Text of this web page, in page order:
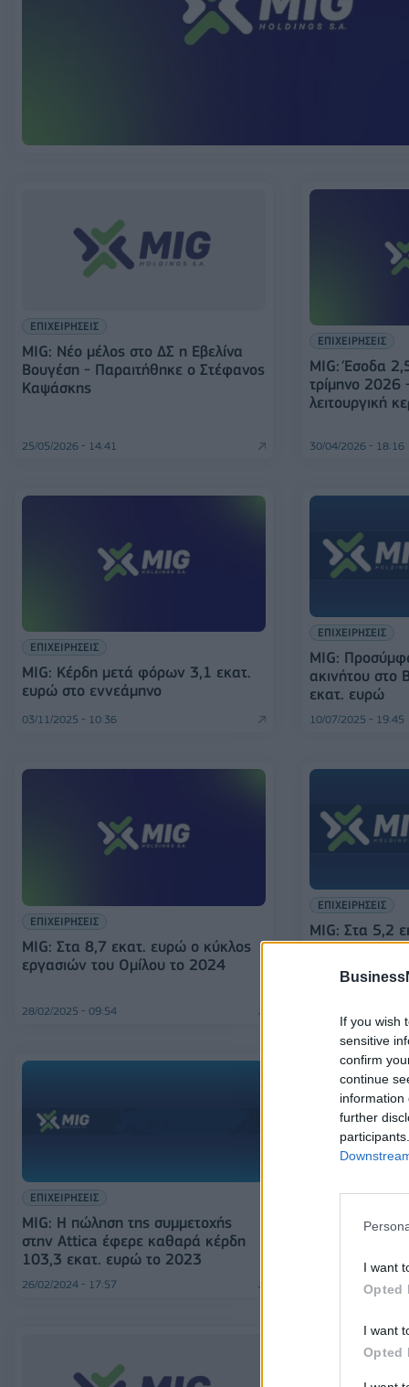
If you wish
sensitive
confirm
continue
information
further
I want
Opted
I want
Opted
ΕΠΙΧΕΙΡΗΣΕΙΣ
MIG: Νέο μέλος στο ΔΣ η Εβελίνα
Βουγέση - Παραιτήθηκε ο Στέφανος
Καψάσκης
25/05/2026 - 14:41
ΕΠΙΧΕΙΡΗΣΕΙΣ
MIG: Έσοδα
τρίμηνο
λειτουργική
30/04/2026 - 18:16
ΕΠΙΧΕΙΡΗΣΕΙΣ
MIG: Κέρδη μετά φόρων 3,1 εκατ.
ευρώ στο εννεάμηνο
03/11/2025 - 10:36
ΕΠΙΧΕΙΡΗΣΕΙΣ
MIG:
ακινήτου στο
εκατ. ευρώ
10/07/2025 - 19:45
ΕΠΙΧΕΙΡΗΣΕΙΣ
MIG: Στα 8,7 εκατ. ευρώ ο κύκλος
εργασιών του Ομίλου το 2024
28/02/2025 - 09:54
ΕΠΙΧΕΙΡΗΣΕΙΣ
MIG: Στα 5,2
κέρδη
ΕΠΙΧΕΙΡΗΣΕΙΣ
MIG: Η πώληση της συμμετοχής
στην Attica έφερε καθαρά κέρδη
103,3 εκατ. ευρώ το 2023
26/02/2024 - 17:57
ΕΠΙΧΕΙΡΗΣΕΙΣ
MIG: Τη
16/11/2023 - 18:12